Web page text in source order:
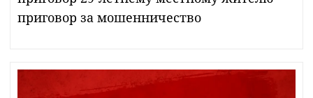
приговор за мошенничество